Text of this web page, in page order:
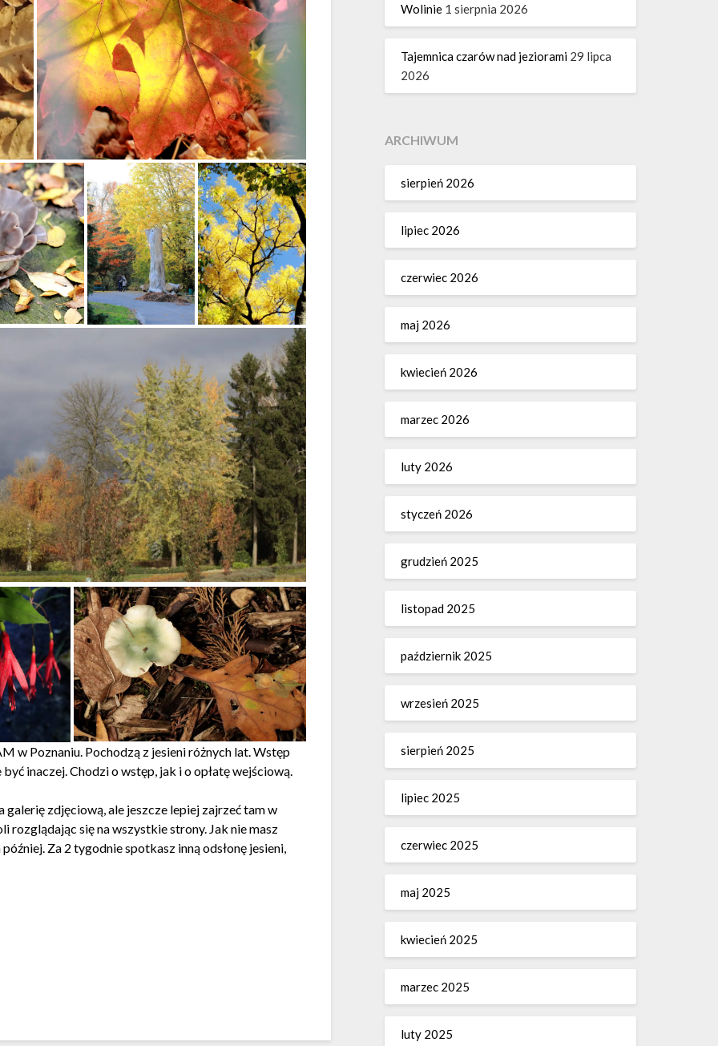
w Poznaniu. Pochodzą z jesieni różnych lat. Wstęp
inaczej. Chodzi o wstęp, jak i o opłatę wejściową.
zdjęciową, ale jeszcze lepiej zajrzeć tam w
rozglądając się na wszystkie strony. Jak nie masz
Za 2 tygodnie spotkasz inną odsłonę jesieni,
Wolinie 1 sierpnia 2026
Tajemnica czarów nad jeziorami 29 lipca
2026
ARCHIWUM
sierpień 2026
lipiec 2026
czerwiec 2026
maj 2026
kwiecień 2026
marzec 2026
luty 2026
styczeń 2026
grudzień 2025
listopad 2025
październik 2025
wrzesień 2025
sierpień 2025
lipiec 2025
czerwiec 2025
maj 2025
kwiecień 2025
marzec 2025
luty 2025